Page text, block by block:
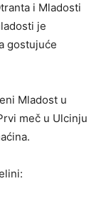
i Mladosti
je
gostujuće
Mladost u
meč u Ulcinju